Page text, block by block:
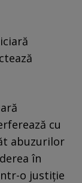
cu
abuzurilor
în
o justiție